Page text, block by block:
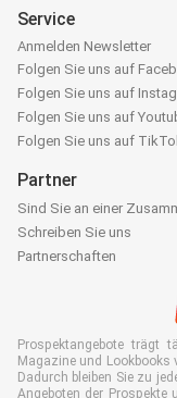
Service
Anmelden Newsletter
Folgen Sie uns auf
Folgen Sie uns auf
Folgen Sie uns auf
Folgen Sie uns auf
Partner
Sind Sie an einer
Schreiben Sie uns
Partnerschaften
Prospektangebote trägt
Magazine und
Dadurch bleiben Sie zu
Angeboten der Prospekte